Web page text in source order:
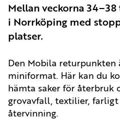
Mellan veckorna
i Norrköping med
platser.
Den Mobila
miniformat. Här kan du
hämta saker för återbruk
grovavfall, textilier,
återvinning.